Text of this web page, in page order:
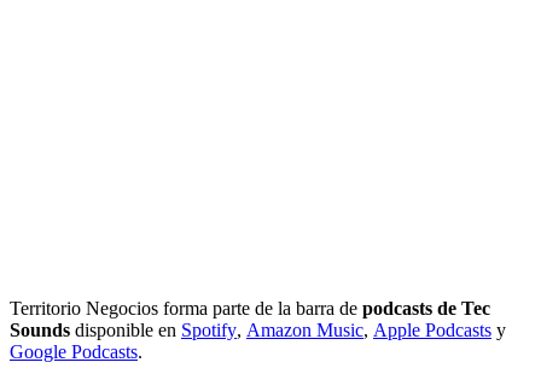
Territorio Negocios forma parte de la barra de podcasts de Tec
Sounds disponible en Spotify, Amazon Music, Apple Podcasts y
Google Podcasts.